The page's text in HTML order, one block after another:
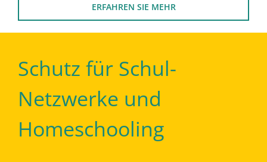
ERFAHREN SIE MEHR
Schutz für Schul-
Netzwerke und
Homeschooling